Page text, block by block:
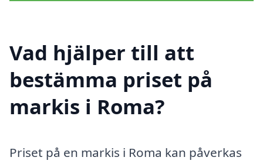
Vad hjälper till att
bestämma priset på
markis i Roma?
Priset på en markis i Roma kan påverkas